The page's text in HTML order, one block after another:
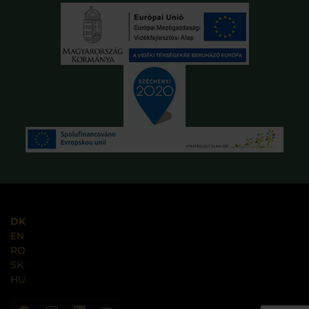
DK
EN
RO
SK
HU